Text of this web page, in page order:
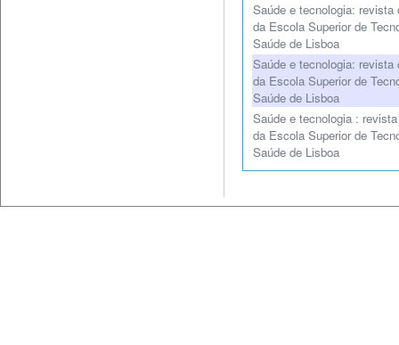
Saúde e tecnologia: revista
da Escola Superior de
Saúde de Lisboa
Saúde e tecnologia: revista
da Escola Superior de
Saúde de Lisboa
Saúde e tecnologia :
da Escola Superior de
Saúde de Lisboa